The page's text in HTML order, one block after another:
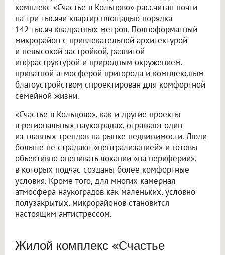
комплекс «Счастье в Кольцово» рассчитан почти
на три тысячи квартир площадью порядка
142 тысяч квадратных метров. Полноформатный
микрорайон с привлекательной архитектурой
и невысокой застройкой, развитой
инфраструктурой и природным окружением,
приватной атмосферой пригорода и комплексным
благоустройством спроектирован для комфортной
семейной жизни.
«Счастье в Кольцово», как и другие проекты
в региональных наукоградах, отражают один
из главных трендов на рынке недвижимости. Люди
больше не страдают «централизацией» и готовы
объективно оценивать локации «на периферии»,
в которых подчас созданы более комфортные
условия. Кроме того, для многих камерная
атмосфера наукоградов как маленьких, условно
полузакрытых, микрорайонов становится
настоящим антистрессом.
Жилой комплекс «Счастье